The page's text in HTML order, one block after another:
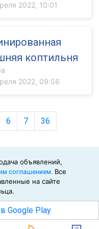
2022, 10:01
коптильня
2022, 09:56
6 7 36
объявлений,
соглашением. Все
на сайте
СНГ
Google Play